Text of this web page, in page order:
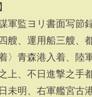
軍監ヨリ書面写節
艘、運用船三艘、
〉青森港入着、陸
上、不日進撃之手
未明、右軍艦宮古